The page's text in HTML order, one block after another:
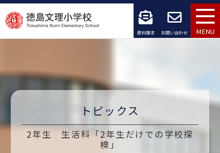
コ
ン
ス
資料請求 お問い合わせ MENU
トピックス
2年生 生活科「2年生だけでの学校探
検」